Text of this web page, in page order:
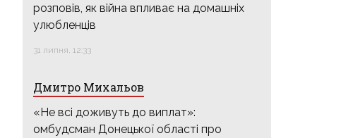
розповів, як війна впливає на домашніх
улюбленців
31 липня, 12:33
Дмитро Михальов
«Не всі доживуть до виплат»:
омбудсман Донецької області про